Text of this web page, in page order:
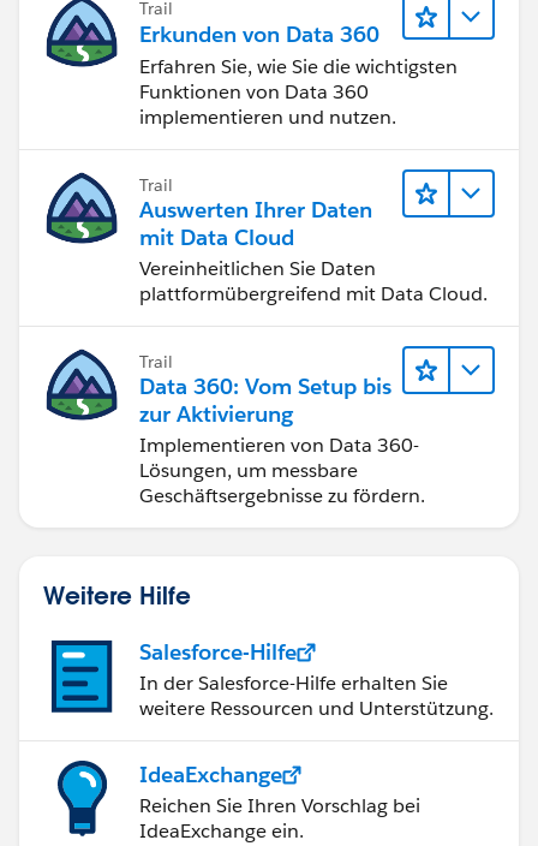
Trail
Erkunden von Data 360
Erfahren Sie, wie Sie die wichtigsten
Funktionen von Data 360
implementieren und nutzen.
Trail
Auswerten Ihrer Daten
mit Data Cloud
Vereinheitlichen Sie Daten
plattformübergreifend mit Data Cloud.
Trail
Data 360: Vom Setup bis
zur Aktivierung
Implementieren von Data 360-
Lösungen, um messbare
Geschäftsergebnisse zu fördern.
Weitere Hilfe
Salesforce-Hilfe
In der Salesforce-Hilfe erhalten Sie
weitere Ressourcen und Unterstützung.
IdeaExchange
Reichen Sie Ihren Vorschlag bei
IdeaExchange ein.